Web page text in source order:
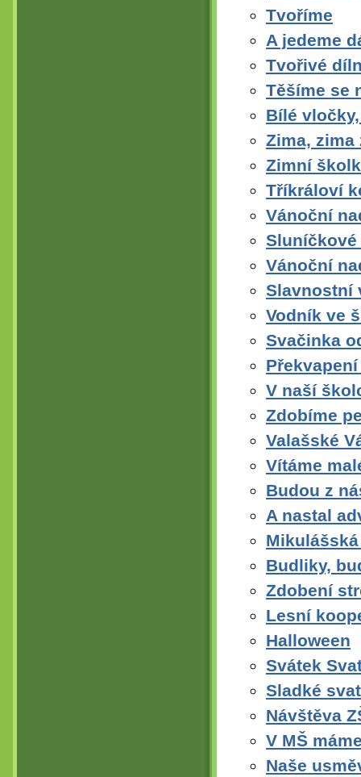
Tvoříme
A jedeme
Tvořivé
Těšíme se
Bílé
Zima, zima
Zimní
Tříkráloví
Vánoční
Vánoční
Slavnostní
Vodník ve
Svačinka
V naší
Zdobíme
Valašské
Vítáme
Budou z
A nastal
Budliky,
Zdobení
Lesní
Halloween
Svátek
Sladké
Návštěva
V MŠ
Naše